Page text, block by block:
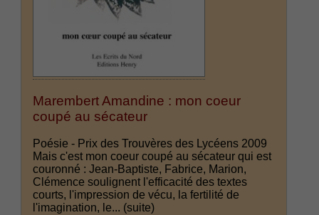
Marembert Amandine : mon coeur
coupé au sécateur
Poésie - Prix des Trouvères des Lycéens 2009
Mais c'est mon coeur coupé au sécateur qui est
couronné : Jean-Baptiste, Fabrice, Marion,
Clémence soulignent l'efficacité des textes
courts, l'impression de vécu, la fertilité de
l'imagination, le... (suite)